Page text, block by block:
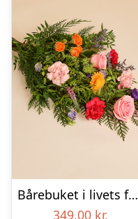
Bårebuket i livets farver
349,00 kr.